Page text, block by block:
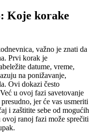
Koje korake
važno je znati da
Prvi korak je
datume, vreme,
na ponižavanje,
Ovi dokazi često
u ovoj fazi savetovanje
jer će vas usmeriti
i zaštitite sebe od mogućih
ranoj fazi može sprečiti